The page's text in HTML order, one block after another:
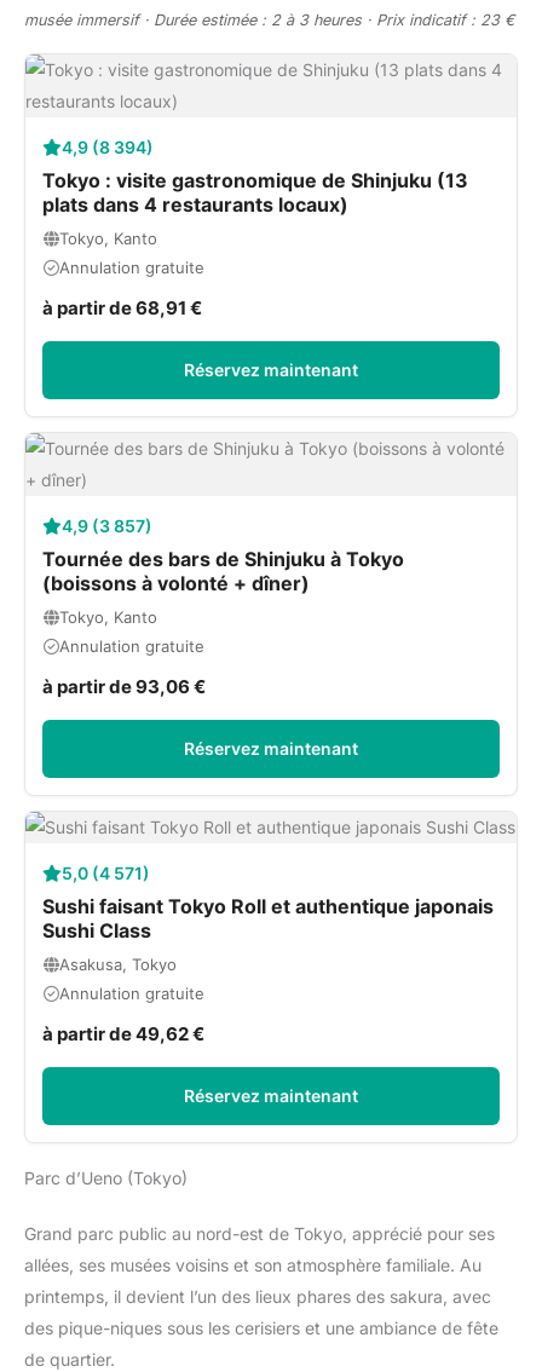
musée immersif · Durée estimée : 2 à 3 heures · Prix indicatif : 23 €
4,9 (8 394)
Tokyo : visite gastronomique de Shinjuku (13
plats dans 4 restaurants locaux)
Tokyo, Kanto
Annulation gratuite
à partir de 68,91 €
Réservez maintenant
4,9 (3 857)
Tournée des bars de Shinjuku à Tokyo
(boissons à volonté + dîner)
Tokyo, Kanto
Annulation gratuite
à partir de 93,06 €
Réservez maintenant
5,0 (4 571)
Sushi faisant Tokyo Roll et authentique japonais
Sushi Class
Asakusa, Tokyo
Annulation gratuite
à partir de 49,62 €
Réservez maintenant
Parc d’Ueno (Tokyo)
Grand parc public au nord-est de Tokyo, apprécié pour ses
allées, ses musées voisins et son atmosphère familiale. Au
printemps, il devient l’un des lieux phares des sakura, avec
des pique-niques sous les cerisiers et une ambiance de fête
de quartier.